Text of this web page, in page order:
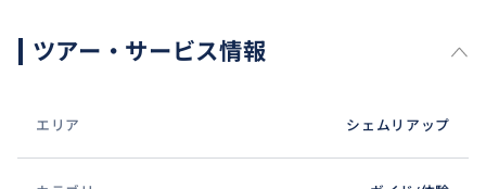
ツアー・サービス情報
エリア シェムリアップ